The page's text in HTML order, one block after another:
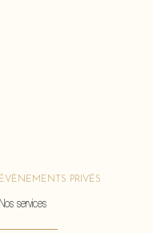
PRIVÉS
Nos services